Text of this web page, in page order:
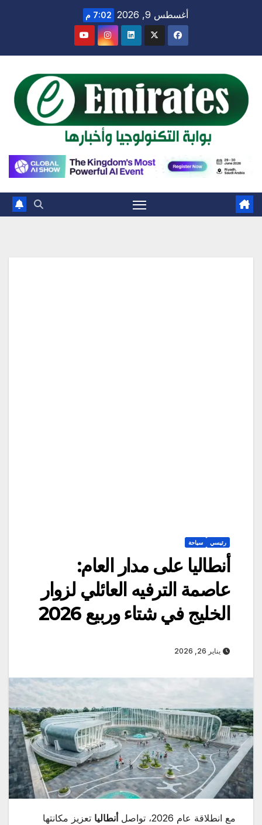
أغسطس 9, 2026 7:02 م
رئيسي سياحة
أنطاليا على مدار العام:
عاصمة الترفيه العائلي لزوار
الخليج في شتاء وربيع 2026
يناير 26, 2026
مع انطلاقة عام 2026، تواصل أنطاليا تعزيز مكانتها